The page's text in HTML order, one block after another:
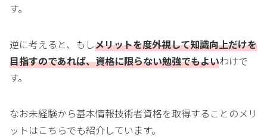
す。
逆に考えると、もしメリットを度外視して知識向上だけを
目指すのであれば、資格に限らない勉強でもよいわけで
す。
なお未経験から基本情報技術者資格を取得することのメリ
ットはこちらでも紹介しています。